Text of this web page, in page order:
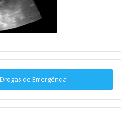
de Emergência